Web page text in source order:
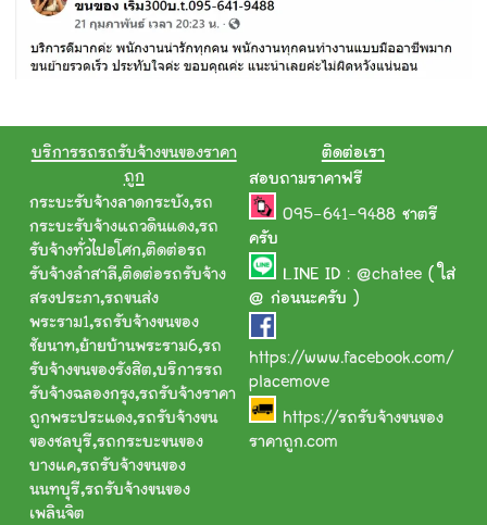
บริการรถรถรับจ้างขนของราคา
ถูก
กระบะรับจ้างลาดกระบัง,รถ
กระบะรับจ้างแถวดินแดง,รถ
รับจ้างทั่วไปอโศก,ติดต่อรถ
รับจ้างลำสาลี,ติดต่อรถรับจ้าง
สรงประภา,รถขนส่ง
พระราม1,รถรับจ้างขนของ
ชัยนาท,ย้ายบ้านพระราม6,รถ
รับจ้างขนของรังสิต,บริการรถ
รับจ้างฉลองกรุง,รถรับจ้างราคา
ถูกพระประแดง,รถรับจ้างขน
ของชลบุรี,รถกระบะขนของ
บางแค,รถรับจ้างขนของ
นนทบุรี,รถรับจ้างขนของ
เพลินจิต
ติดต่อเรา
สอบถามราคาฟรี
095-641-9488 ชาตรี
ครับ
LINE ID : @chatee ( ใส่
@ ก่อนนะครับ )
https://www.facebook.com/
placemove
https://รถรับจ้างขนของ
ราคาถูก.com